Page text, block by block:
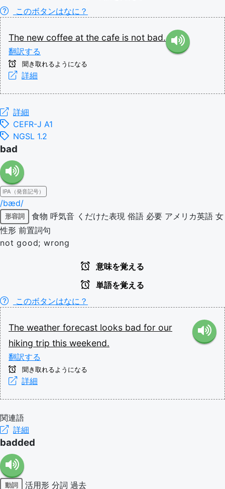
このボタンはなに？
The new coffee at the cafe is not bad.
翻訳する
聞き取れるようになる
詳細
詳細
CEFR-J A1
NGSL 1.2
bad
IPA（発音記号）
/bæd/
形容詞 食物 呼気音 くだけた表現 俗語 必要 アメリカ英語 女
性形 前置詞句
not good; wrong
意味を覚える
単語を覚える
このボタンはなに？
The weather forecast looks bad for our
hiking trip this weekend.
翻訳する
聞き取れるようになる
詳細
関連語
詳細
badded
動詞 活用形 分詞 過去